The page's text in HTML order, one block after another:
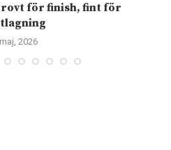
för finish, fint för
2026